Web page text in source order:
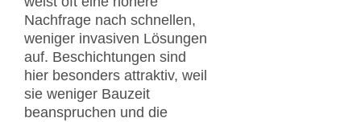
Nachfrage nach schnellen,
weniger invasiven Lösungen
auf. Beschichtungen sind
hier besonders attraktiv, weil
sie weniger Bauzeit
beanspruchen und die